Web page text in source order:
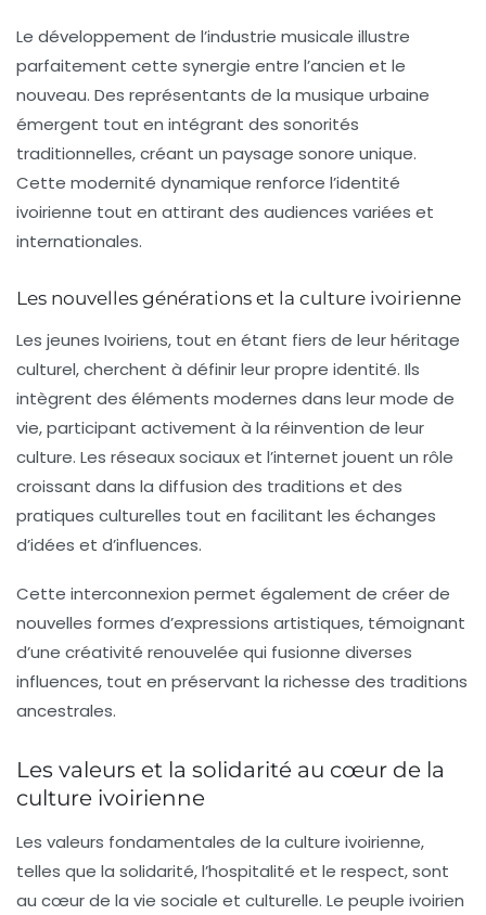
Le développement de l’industrie musicale illustre
parfaitement cette synergie entre l’ancien et le
nouveau. Des représentants de la musique urbaine
émergent tout en intégrant des sonorités
traditionnelles, créant un paysage sonore unique.
Cette modernité dynamique renforce l’identité
ivoirienne tout en attirant des audiences variées et
internationales.
Les nouvelles générations et la culture ivoirienne
Les jeunes Ivoiriens, tout en étant fiers de leur héritage
culturel, cherchent à définir leur propre identité. Ils
intègrent des éléments modernes dans leur mode de
vie, participant activement à la réinvention de leur
culture. Les réseaux sociaux et l’internet jouent un rôle
croissant dans la diffusion des traditions et des
pratiques culturelles tout en facilitant les échanges
d’idées et d’influences.
Cette interconnexion permet également de créer de
nouvelles formes d’expressions artistiques, témoignant
d’une créativité renouvelée qui fusionne diverses
influences, tout en préservant la richesse des traditions
ancestrales.
Les valeurs et la solidarité au cœur de la
culture ivoirienne
Les valeurs fondamentales de la culture ivoirienne,
telles que la solidarité, l’hospitalité et le respect, sont
au cœur de la vie sociale et culturelle. Le peuple ivoirien